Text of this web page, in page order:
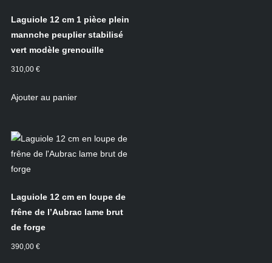
Laguiole 12 cm 1 pièce plein
mannche peuplier stabilisé
vert modèle grenouille
310,00 €
Ajouter au panier
Laguiole 12 cm en loupe de
frêne de l’Aubrac lame brut
de forge
390,00 €